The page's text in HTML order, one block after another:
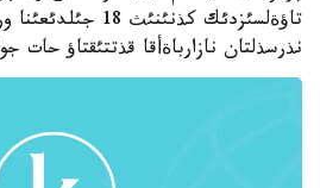
تاؤةلسئزدئك
نذرسذلتان نازارباةأقا قذتتئقتاؤ حات